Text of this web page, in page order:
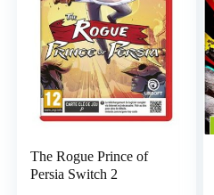
The Rogue Prince of
Persia Switch 2